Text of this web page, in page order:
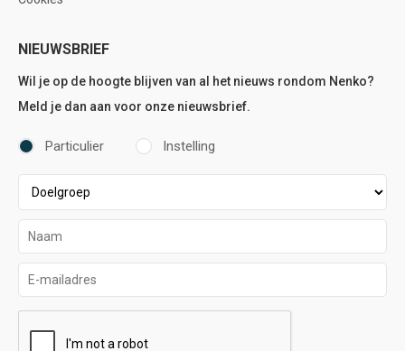
NIEUWSBRIEF
Wil je op de hoogte blijven van al het nieuws rondom Nenko?
Meld je dan aan voor onze nieuwsbrief.
Particulier Instelling